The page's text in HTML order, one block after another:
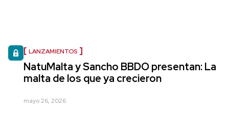
LANZAMIENTOS
NatuMalta y Sancho BBDO presentan: La
malta de los que ya crecieron
mayo 26, 2026